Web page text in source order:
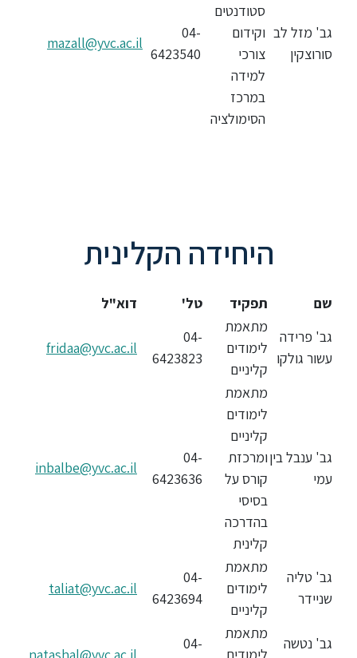
משרתי
מילואים
וכוחות
גב' מזל לב
סורוצקין
סטודנטים
וקידום
צורכי
למידה
במרכז
הסימולציה
04-
6423540
mazall@yvc.ac.il
היחידה הקלינית
שם תפקיד טל'
דוא"ל
גב' פרידה
עשור גולקו
מתאמת
לימודים
קליניים
04-
6423823
fridaa@yvc.ac.il
גב' ענבל בין
עמי
מתאמת
לימודים
קליניים
ומרכזת
קורס על
בסיסי
בהדרכה
קלינית
04-
6423636
inbalbe@yvc.ac.il
גב' טליה
שניידר
מתאמת
לימודים
קליניים
04-
6423694
taliat@yvc.ac.il
גב' נטשה
מתאמת
לימודים
04-
natashal@yvc.ac.il